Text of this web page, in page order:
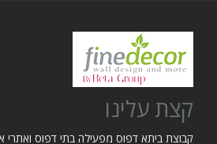
קצת עלינו
קבוצת ביתא דפוס מפעילה בתי דפוס ואתרי